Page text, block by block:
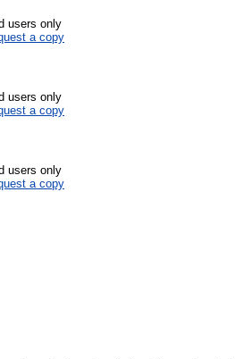
users only
a copy
users only
a copy
users only
a copy